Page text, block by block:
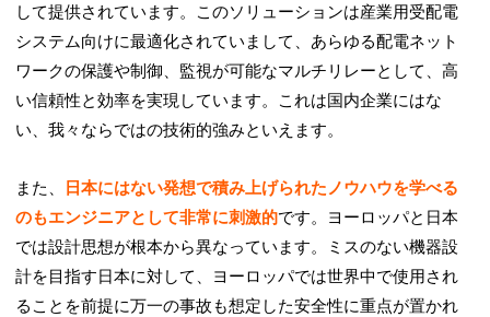
して提供されています。このソリューションは産業用受配電
システム向けに最適化されていまして、あらゆる配電ネット
ワークの保護や制御、監視が可能なマルチリレーとして、高
い信頼性と効率を実現しています。これは国内企業にはな
い、我々ならではの技術的強みといえます。
また、
日本にはない発想で積み上げられたノウハウを学べる
のもエンジニアとして非常に刺激的です。ヨーロッパと日本
では設計思想が根本から異なっています。ミスのない機器設
計を目指す日本に対して、ヨーロッパでは世界中で使用され
ることを前提に万一の事故も想定した安全性に重点が置かれ